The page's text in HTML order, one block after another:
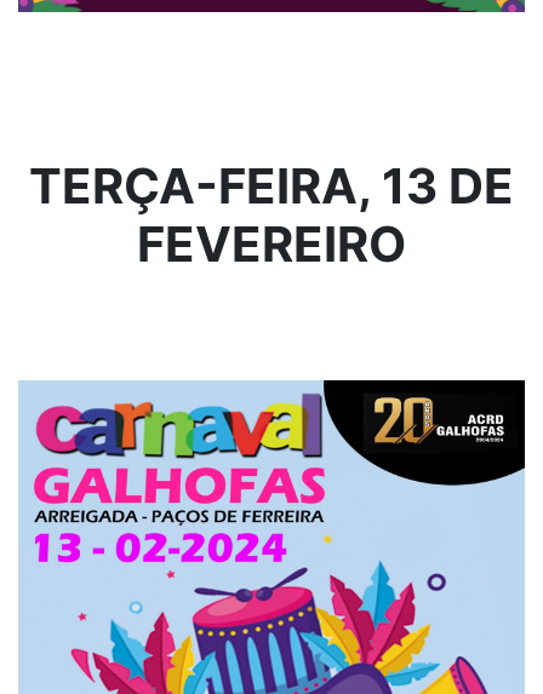
TERÇA-FEIRA, 13 DE
FEVEREIRO